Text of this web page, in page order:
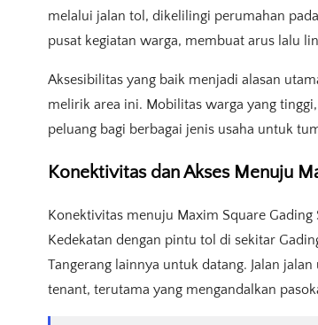
melalui jalan tol, dikelilingi perumahan
pusat kegiatan warga, membuat arus lalu
Aksesibilitas yang baik menjadi alasan
melirik area ini. Mobilitas warga yang
peluang bagi berbagai jenis usaha untuk
Konektivitas dan Akses Menuju
Konektivitas menuju Maxim Square
Kedekatan dengan pintu tol di sekitar
Tangerang lainnya untuk datang. Jalan
tenant, terutama yang mengandalkan